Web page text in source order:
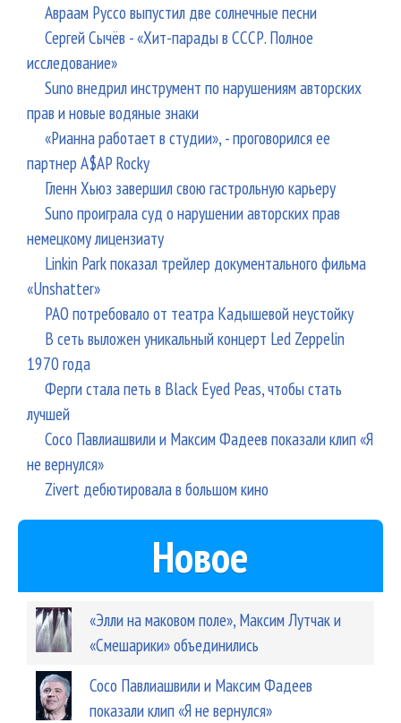
Авраам Руссо выпустил две солнечные песни
Сергей Сычёв - «Хит-парады в СССР. Полное
исследование»
Suno внедрил инструмент по нарушениям авторских
прав и новые водяные знаки
«Рианна работает в студии», - проговорился ее
партнер A$AP Rocky
Гленн Хьюз завершил свою гастрольную карьеру
Suno проиграла суд о нарушении авторских прав
немецкому лицензиату
Linkin Park показал трейлер документального фильма
«Unshatter»
РАО потребовало от театра Кадышевой неустойку
В сеть выложен уникальный концерт Led Zeppelin
1970 года
Ферги стала петь в Black Eyed Peas, чтобы стать
лучшей
Сосо Павлиашвили и Максим Фадеев показали клип «Я
не вернулся»
Zivert дебютировала в большом кино
Новое
«Элли на маковом поле», Максим Лутчак и
«Смешарики» объединились
Сосо Павлиашвили и Максим Фадеев
показали клип «Я не вернулся»